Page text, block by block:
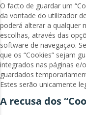
O facto de guardar um
da vontade do utilizador
poderá alterar a qualquer
escolhas, através das
software de navegação.
que os “Cookies” sejam
integrados nas páginas
guardados
Estes serão unicamente
A recusa dos